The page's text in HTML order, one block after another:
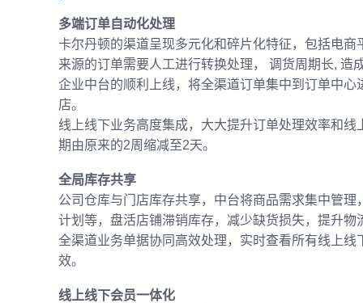
多端订单自动化处理
卡尔丹顿的渠道呈现多元化和碎片化特征，包括电
来源的订单需要人工进行转换处理， 调货周期长, 造
企业中台的顺利上线，将全渠道订单集中到订单中
店。
线上线下业务高度集成，大大提升订单处理效率和
期由原来的2周缩减至2天。
全局库存共享
公司仓库与门店库存共享，中台将商品需求集中管
计划等，盘活店铺滞销库存，减少缺货损失，提升物
全渠道业务单据协同高效处理，实时查看所有线上
效。
线上线下会员一体化